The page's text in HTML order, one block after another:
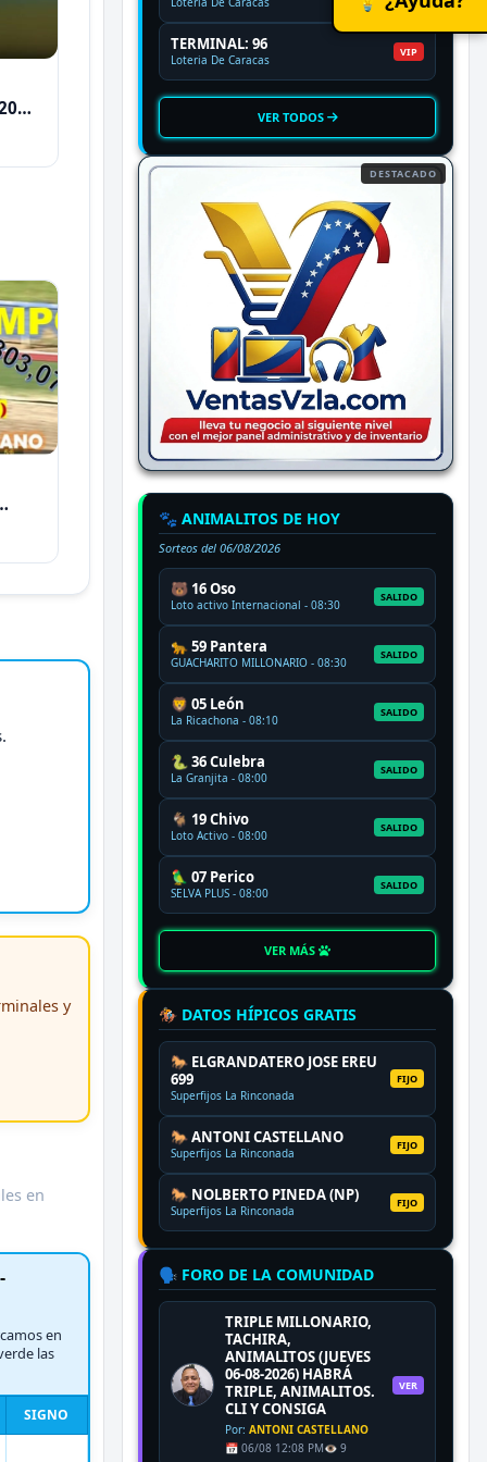
y
en
en
las
SIGNO
TERMINAL: 96
Loteria De Caracas
VIP
VER TODOS
DESTACADO
🐾 ANIMALITOS DE HOY
Sorteos del 06/08/2026
🐻 16 Oso
Loto activo Internacional - 08:30
SALIDO
🐆 59 Pantera
GUACHARITO MILLONARIO - 08:30
SALIDO
🦁 05 León
La Ricachona - 08:10
SALIDO
🐍 36 Culebra
La Granjita - 08:00
SALIDO
🐐 19 Chivo
Loto Activo - 08:00
SALIDO
🦜 07 Perico
SELVA PLUS - 08:00
SALIDO
VER MÁS
🏇 DATOS HÍPICOS GRATIS
🐎 ELGRANDATERO JOSE EREU
699
Superfijos La Rinconada
FIJO
🐎 ANTONI CASTELLANO
Superfijos La Rinconada
FIJO
🐎 NOLBERTO PINEDA (NP)
Superfijos La Rinconada
FIJO
🗣️ FORO DE LA COMUNIDAD
TRIPLE MILLONARIO,
TACHIRA,
ANIMALITOS (JUEVES
06-08-2026) HABRÁ
TRIPLE, ANIMALITOS.
CLI Y CONSIGA
Por: ANTONI CASTELLANO
📅 06/08 12:08 PM👁️ 9
VER